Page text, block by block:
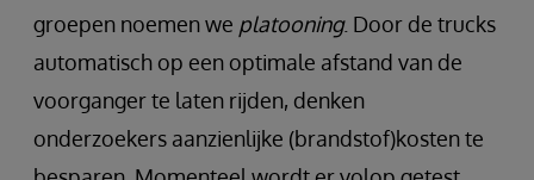
groepen noemen we platooning. Door de trucks
automatisch op een optimale afstand van de
voorganger te laten rijden, denken
onderzoekers aanzienlijke (brandstof)kosten te